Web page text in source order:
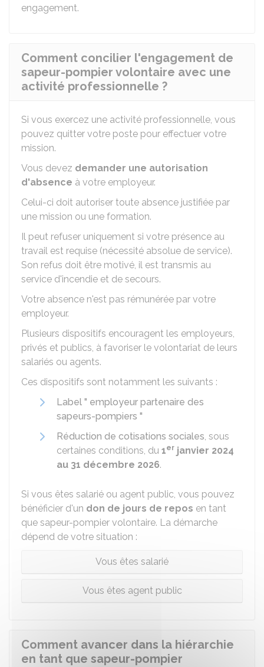
engagement.
Comment concilier l'engagement de
sapeur-pompier volontaire avec une
activité professionnelle ?
Si vous exercez une activité professionnelle, vous
pouvez quitter votre poste pour effectuer votre
mission.
Vous devez demander une autorisation
d'absence à votre employeur.
Celui-ci doit autoriser toute absence justifiée par
une mission ou une formation.
Il peut refuser uniquement si votre présence au
travail est requise (nécessité absolue de service).
Son refus doit être motivé, il est transmis au
service d'incendie et de secours.
Votre absence n'est pas rémunérée par votre
employeur.
Plusieurs dispositifs encouragent les employeurs,
privés et publics, à favoriser le volontariat de leurs
salariés ou agents.
Ces dispositifs sont notamment les suivants :
Label " employeur partenaire des
sapeurs-pompiers "
Réduction de cotisations sociales, sous
certaines conditions, du 1er janvier 2024
au 31 décembre 2026.
Si vous êtes salarié ou agent public, vous pouvez
bénéficier d'un don de jours de repos en tant
que sapeur-pompier volontaire. La démarche
dépend de votre situation :
Vous êtes salarié
Vous êtes agent public
Comment avancer dans la hiérarchie
en tant que sapeur-pompier